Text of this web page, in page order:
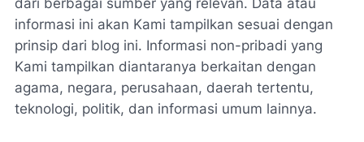
dari berbagai sumber yang relevan. Data atau
informasi ini akan Kami tampilkan sesuai dengan
prinsip dari blog ini. Informasi non-pribadi yang
Kami tampilkan diantaranya berkaitan dengan
agama, negara, perusahaan, daerah tertentu,
teknologi, politik, dan informasi umum lainnya.